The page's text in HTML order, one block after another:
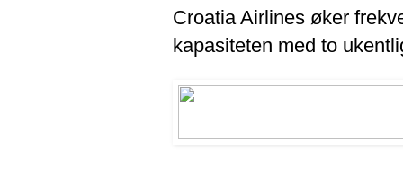
Croatia Airlines øker
kapasiteten med to